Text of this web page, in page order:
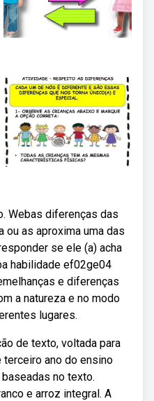
Webas diferenças das
as aproxima uma das
se ele (a) acha
habilidade ef02ge04
e diferenças
a natureza e no modo
lugares.
de texto, voltada para
ano do ensino
no texto.
e arroz integral. A